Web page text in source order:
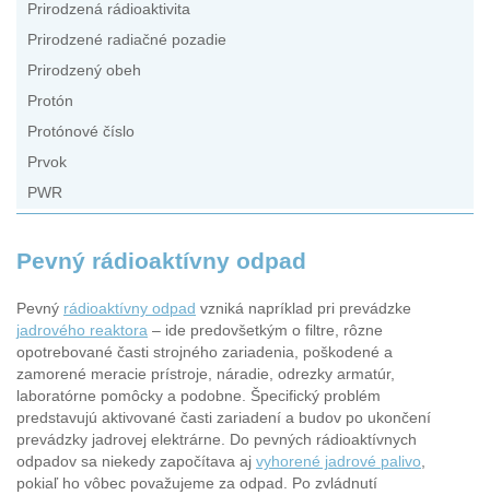
Prirodzená rádioaktivita
Prirodzené radiačné pozadie
Prirodzený obeh
Protón
Protónové číslo
Prvok
PWR
Pevný rádioaktívny odpad
Pevný rádioaktívny odpad vzniká napríklad pri prevádzke
jadrového reaktora – ide predovšetkým o filtre, rôzne
opotrebované časti strojného zariadenia, poškodené a
zamorené meracie prístroje, náradie, odrezky armatúr,
laboratórne pomôcky a podobne. Špecifický problém
predstavujú aktivované časti zariadení a budov po ukončení
prevádzky jadrovej elektrárne. Do pevných rádioaktívnych
odpadov sa niekedy započítava aj vyhorené jadrové palivo
pokiaľ ho vôbec považujeme za odpad. Po zvládnutí